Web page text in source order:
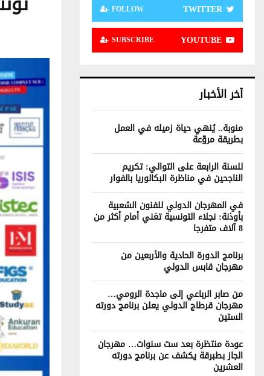
TWITTER
FOLLOW
YOUTUBE
SUBSCRIBE
آخر الأخبار
منوبة.. يُنهي حياة زميله في العمل
بطريقة مروّعة
للسنة الرابعة على التوالي: تكريم
الناجحين في مناظرة البكالوريا بالفوار
في المهرجان الدولي للفنون الشعبية
بأوذنة: نجلاء التونسية تغني أمام أكثر من
8 آلاف متفرجا
برنامج الدورة الحادية والأربعين من
مهرجان قابس الدولي
من صابر الرباعي إلى ماجدة الرومي…
مهرجان قرطاج الدولي يعلن برنامج دورته
الستين
عودة منتظرة بعد ست سنوات… مهرجان
الجاز بطبرقة يكشف عن برنامج دورته
العشرين